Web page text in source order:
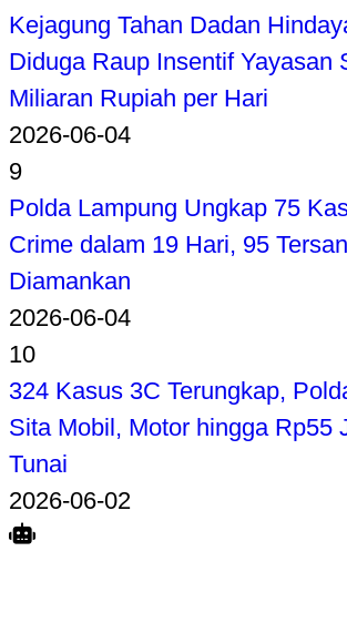
Kejagung Tahan Dadan
Diduga Raup Insentif Yayasan
Miliaran Rupiah per Hari
2026-06-04
9
Polda Lampung Ungkap 75
Crime dalam 19 Hari, 95
Diamankan
2026-06-04
10
324 Kasus 3C Terungkap,
Sita Mobil, Motor hingga Rp55
Tunai
2026-06-02